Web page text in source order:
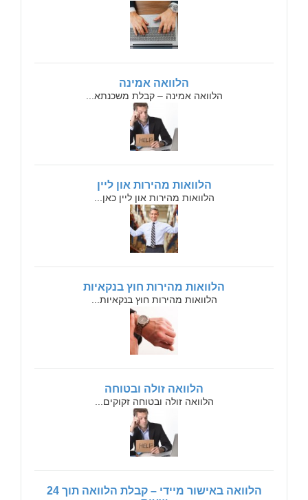
הלוואה אמינה
הלוואה אמינה – קבלת משכנתא...
הלוואות מהירות און ליין
הלוואות מהירות און ליין כאן...
הלוואות מהירות חוץ בנקאיות
הלוואות מהירות חוץ בנקאיות...
הלוואה זולה ובטוחה
הלוואה זולה ובטוחה זקוקים...
הלוואה באישור מיידי – קבלת הלוואה תוך 24